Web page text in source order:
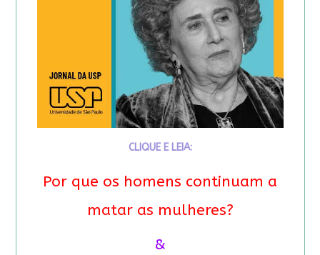
CLIQUE E LEIA:
Por que os homens continuam a
matar as mulheres?
&